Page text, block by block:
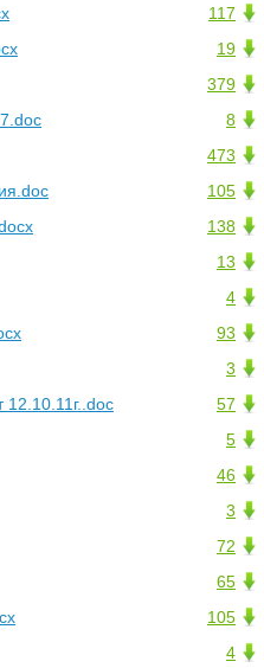
117
19
379
8
473
105
138
13
4
93
3
57
5
46
3
72
65
105
4